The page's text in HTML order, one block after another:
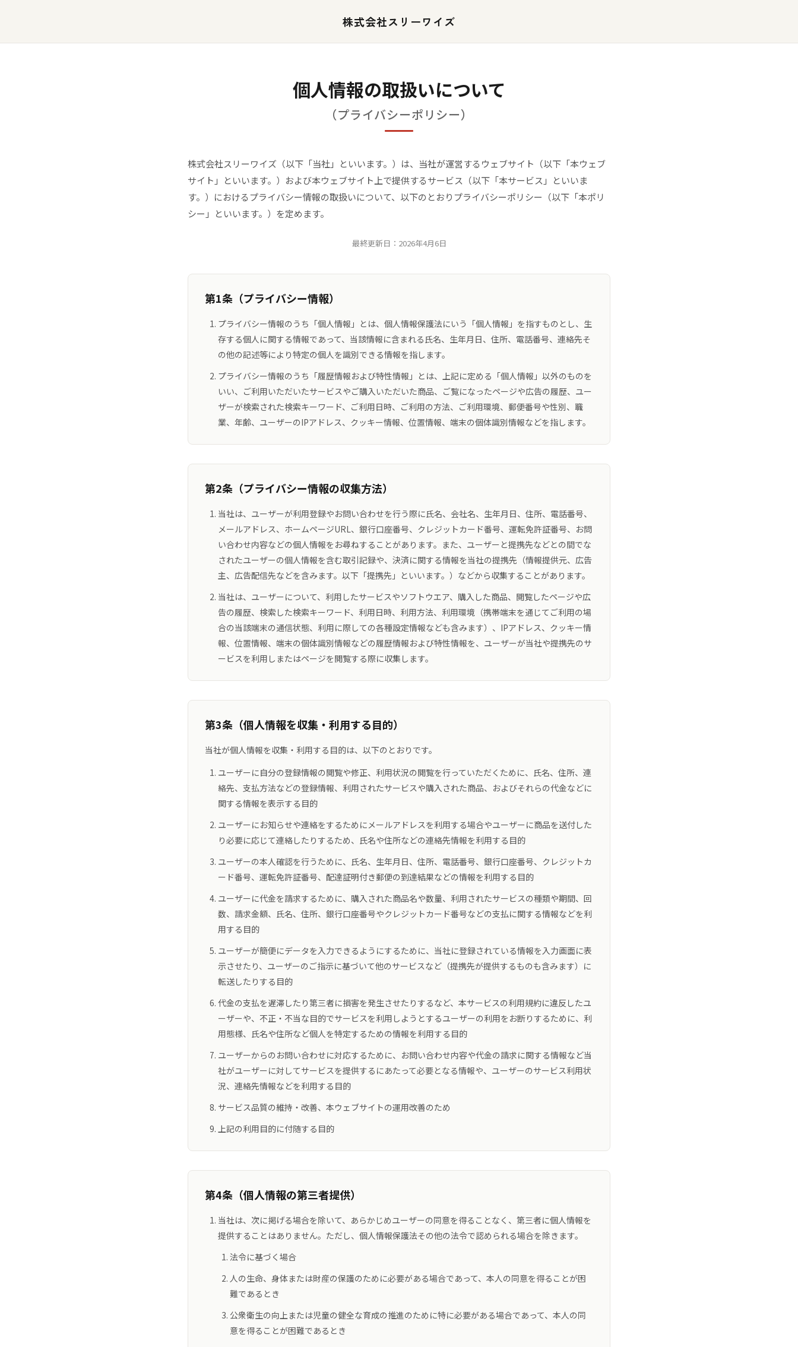
株式会社スリーワイズ
個人情報の取扱いについて
（プライバシーポリシー）
株式会社スリーワイズ（以下「当社」といいます。）は、当社が運営するウェブサイト（以下「本ウェブ
サイト」といいます。）および本ウェブサイト上で提供するサービス（以下「本サービス」といいま
す。）におけるプライバシー情報の取扱いについて、以下のとおりプライバシーポリシー（以下「本ポリ
シー」といいます。）を定めます。
最終更新日：2026年4月6日
第1条（プライバシー情報）
プライバシー情報のうち「個人情報」とは、個人情報保護法にいう「個人情報」を指すものとし、生
存する個人に関する情報であって、当該情報に含まれる氏名、生年月日、住所、電話番号、連絡先そ
の他の記述等により特定の個人を識別できる情報を指します。
プライバシー情報のうち「履歴情報および特性情報」とは、上記に定める「個人情報」以外のものを
いい、ご利用いただいたサービスやご購入いただいた商品、ご覧になったページや広告の履歴、ユー
ザーが検索された検索キーワード、ご利用日時、ご利用の方法、ご利用環境、郵便番号や性別、職
業、年齢、ユーザーのIPアドレス、クッキー情報、位置情報、端末の個体識別情報などを指します。
第2条（プライバシー情報の収集方法）
当社は、ユーザーが利用登録やお問い合わせを行う際に氏名、会社名、生年月日、住所、電話番号、
メールアドレス、ホームページURL、銀行口座番号、クレジットカード番号、運転免許証番号、お問
い合わせ内容などの個人情報をお尋ねすることがあります。また、ユーザーと提携先などとの間でな
されたユーザーの個人情報を含む取引記録や、決済に関する情報を当社の提携先（情報提供元、広告
主、広告配信先などを含みます。以下「提携先」といいます。）などから収集することがあります。
当社は、ユーザーについて、利用したサービスやソフトウエア、購入した商品、閲覧したページや広
告の履歴、検索した検索キーワード、利用日時、利用方法、利用環境（携帯端末を通じてご利用の場
合の当該端末の通信状態、利用に際しての各種設定情報なども含みます）、IPアドレス、クッキー情
報、位置情報、端末の個体識別情報などの履歴情報および特性情報を、ユーザーが当社や提携先のサ
ービスを利用しまたはページを閲覧する際に収集します。
第3条（個人情報を収集・利用する目的）
当社が個人情報を収集・利用する目的は、以下のとおりです。
ユーザーに自分の登録情報の閲覧や修正、利用状況の閲覧を行っていただくために、氏名、住所、連
絡先、支払方法などの登録情報、利用されたサービスや購入された商品、およびそれらの代金などに
関する情報を表示する目的
ユーザーにお知らせや連絡をするためにメールアドレスを利用する場合やユーザーに商品を送付した
り必要に応じて連絡したりするため、氏名や住所などの連絡先情報を利用する目的
ユーザーの本人確認を行うために、氏名、生年月日、住所、電話番号、銀行口座番号、クレジットカ
ード番号、運転免許証番号、配達証明付き郵便の到達結果などの情報を利用する目的
ユーザーに代金を請求するために、購入された商品名や数量、利用されたサービスの種類や期間、回
数、請求金額、氏名、住所、銀行口座番号やクレジットカード番号などの支払に関する情報などを利
用する目的
ユーザーが簡便にデータを入力できるようにするために、当社に登録されている情報を入力画面に表
示させたり、ユーザーのご指示に基づいて他のサービスなど（提携先が提供するものも含みます）に
転送したりする目的
代金の支払を遅滞したり第三者に損害を発生させたりするなど、本サービスの利用規約に違反したユ
ーザーや、不正・不当な目的でサービスを利用しようとするユーザーの利用をお断りするために、利
用態様、氏名や住所など個人を特定するための情報を利用する目的
ユーザーからのお問い合わせに対応するために、お問い合わせ内容や代金の請求に関する情報など当
社がユーザーに対してサービスを提供するにあたって必要となる情報や、ユーザーのサービス利用状
況、連絡先情報などを利用する目的
サービス品質の維持・改善、本ウェブサイトの運用改善のため
上記の利用目的に付随する目的
第4条（個人情報の第三者提供）
当社は、次に掲げる場合を除いて、あらかじめユーザーの同意を得ることなく、第三者に個人情報を
提供することはありません。ただし、個人情報保護法その他の法令で認められる場合を除きます。
法令に基づく場合
人の生命、身体または財産の保護のために必要がある場合であって、本人の同意を得ることが困
難であるとき
公衆衛生の向上または児童の健全な育成の推進のために特に必要がある場合であって、本人の同
意を得ることが困難であるとき